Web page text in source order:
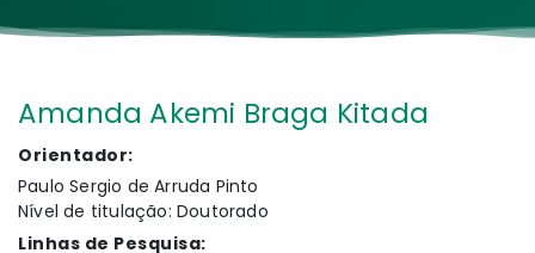
Amanda Akemi Braga Kitada
Orientador:
Paulo Sergio de Arruda Pinto
Nível de titulação: Doutorado
Linhas de Pesquisa: